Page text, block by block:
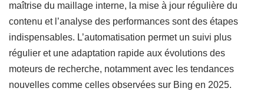
maîtrise du maillage interne, la mise à jour régulière du
contenu et l’analyse des performances sont des étapes
indispensables. L’automatisation permet un suivi plus
régulier et une adaptation rapide aux évolutions des
moteurs de recherche, notamment avec les tendances
nouvelles comme celles observées sur Bing en 2025.